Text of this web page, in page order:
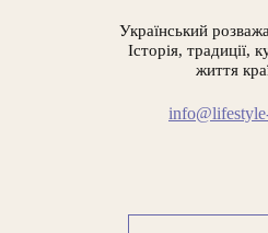
Український
Історія, традиції,
життя